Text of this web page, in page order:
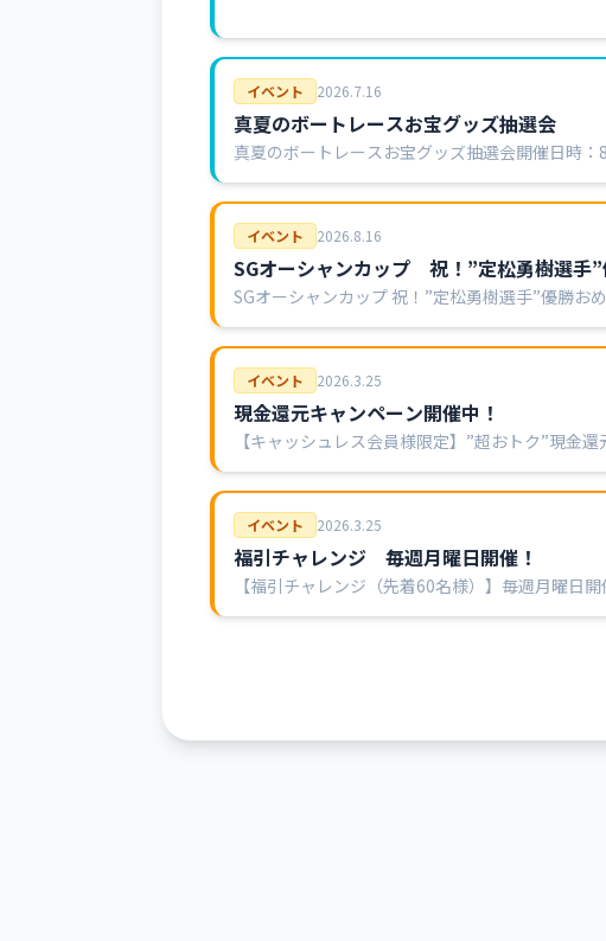
イベント 2026.7.16
真夏のボートレースお宝グッズ抽選会
真夏のボートレースお宝グッズ抽選会開催日時
イベント 2026.8.16
SGオーシャンカップ 祝！”定松勇樹選手
SGオーシャンカップ 祝！”定松勇樹選手”優勝
イベント 2026.3.25
現金還元キャンペーン開催中！
【キャッシュレス会員様限定】”超おトク”現金
イベント 2026.3.25
福引チャレンジ 毎週月曜日開催！
【福引チャレンジ（先着60名様）】毎週月曜